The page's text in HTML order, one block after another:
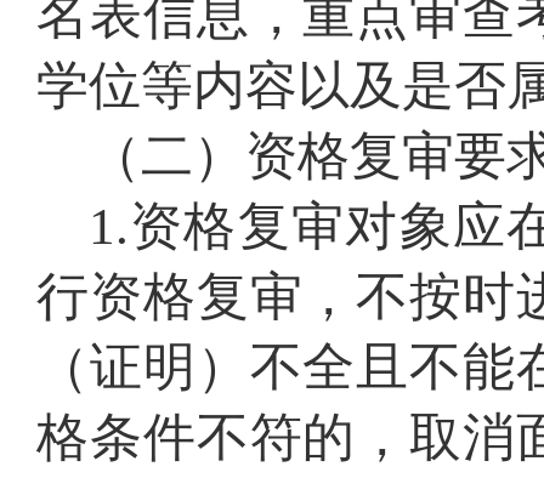
名表信息，重点审查
学位等内容以及是否
（二） 资格复审要
1.资格复审对象应
行资格复审 ，不按时
（证明）不全且不能
格条件不符的，取消